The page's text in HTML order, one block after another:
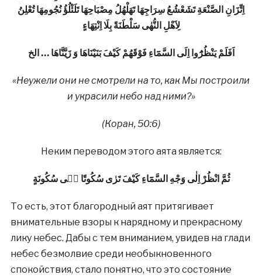
اِتِّزَانِ الصَّنْعَةِ تَشَعْشُعُ سِرَاجِهَا تَهَلْهُلُ مِصْبَاحِهَا تَلَئْلُؤُ نُجُومِهَا تُعْلِنُ
لِاَهْلِ النُّهٰى سَلْطَنَةًبِلَا اِنْتِهَاءٍ
اَفَلَمْ يَنْظُرُٓوا اِلَى السَّمَٓاءِ فَوْقَهُمْ كَيْفَ بَنَيْنَاهَا وَ زَيَّنَّاهَا … الخ
«Неужели они не смотрели на то, как Мы построили
и украсили небо над ними?»
(Коран, 50:6)
Неким переводом этого аята является:
ثُمَّ انْظُرْ اِلٰى وَجْهِ السَّمَٓاءِ كَيْفَ تَرٰى سُكُوتًا فٖى سُكُونَةٍ
То есть, этот благородный аят притягивает
внимательные взоры к нарядному и прекрасному
лику небес. Дабы с тем вниманием, увидев на глади
небес безмолвие среди необыкновенного
спокойствия, стало понятно, что это состояние